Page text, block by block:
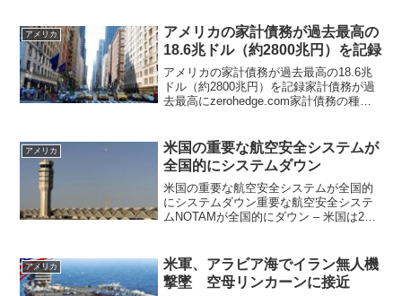
り、アメリカの子どもたちの、あまりに
も不健康な状態が明確...
アメリカ
アメリカの家計債務が過去最高の
18.6兆ドル（約2800兆円）を記録
アメリカの家計債務が過去最高の18.6兆
ドル（約2800兆円）を記録家計債務が過
去最高にzerohedge.com家計債務の種類
といかに大きな差があるかわ...
アメリカ
米国の重要な航空安全システムが
全国的にシステムダウン
米国の重要な航空安全システムが全国的
にシステムダウン重要な航空安全システ
ムNOTAMが全国的にダウン – 米国は2件
能停止したため、全米各地の航空便が 2
月2日に...
アメリカ
米軍、アラビア海でイラン無人機
撃墜 空母リンカーンに接近